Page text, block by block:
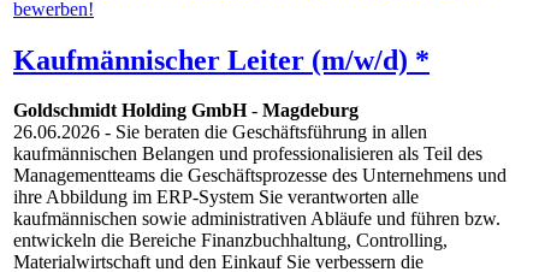
Kaufmännischer Leiter (m/w/d) *
Goldschmidt Holding GmbH- Magdeburg
26.06.2026 - Sie beraten die Geschäftsführung in allen
kaufmännischen Belangen und professionalisieren als Teil des
Managementteams die Geschäftsprozesse des Unternehmens und
ihre Abbildung im ERP-System Sie verantworten alle
kaufmännischen sowie administrativen Abläufe und führen bzw.
entwickeln die Bereiche Finanzbuchhaltung, Controlling,
Materialwirtschaft und den Einkauf Sie verbessern die